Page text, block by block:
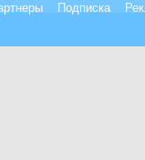
Подписка